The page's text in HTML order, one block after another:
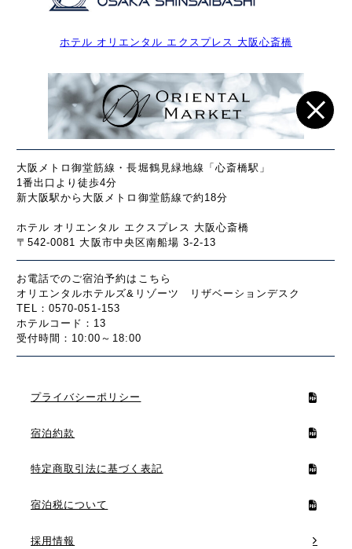
ホテル オリエンタル エクスプレス 大阪心斎橋
大阪メトロ御堂筋線・長堀鶴見緑地線「心斎橋駅」
1番出口より徒歩4分
新大阪駅から大阪メトロ御堂筋線で約18分
ホテル オリエンタル エクスプレス 大阪心斎橋
〒542-0081 大阪市中央区南船場 3-2-13
お電話でのご宿泊予約はこちら
オリエンタルホテルズ&リゾーツ リザベーションデスク
TEL：0570-051-153
ホテルコード：13
受付時間：10:00～18:00
プライバシーポリシー
宿泊約款
特定商取引法に基づく表記
宿泊税について
採用情報